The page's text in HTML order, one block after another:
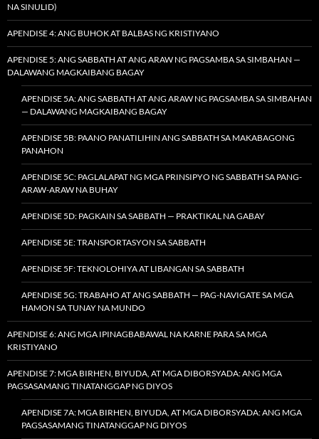
NA SINULID)
APENDISE 4: ANG BUHOK AT BALBAS NG KRISTIYANO
APENDISE 5: ANG SABBATH AT ANG ARAW NG PAGSAMBA SA SIMBAHAN —
DALAWANG MAGKAIBANG BAGAY
APENDISE 5A: ANG SABBATH AT ANG ARAW NG PAGSAMBA SA SIMBAHAN
— DALAWANG MAGKAIBANG BAGAY
APENDISE 5B: PAANO PANATILIHIN ANG SABBATH SA MAKABAGONG
PANAHON
APENDISE 5C: PAGLALAPAT NG MGA PRINSIPYO NG SABBATH SA PANG-
ARAW-ARAW NA BUHAY
APENDISE 5D: PAGKAIN SA SABBATH — PRAKTIKAL NA GABAY
APENDISE 5E: TRANSPORTASYON SA SABBATH
APENDISE 5F: TEKNOLOHIYA AT LIBANGAN SA SABBATH
APENDISE 5G: TRABAHO AT ANG SABBATH — PAG-NAVIGATE SA MGA
HAMON SA TUNAY NA MUNDO
APENDISE 6: ANG MGA IPINAGBABAWAL NA KARNE PARA SA MGA
KRISTIYANO
APENDISE 7: MGA BIRHEN, BIYUDA, AT MGA DIBORSYADA: ANG MGA
PAGSASAMANG TINATANGGAP NG DIYOS
APENDISE 7A: MGA BIRHEN, BIYUDA, AT MGA DIBORSYADA: ANG MGA
PAGSASAMANG TINATANGGAP NG DIYOS